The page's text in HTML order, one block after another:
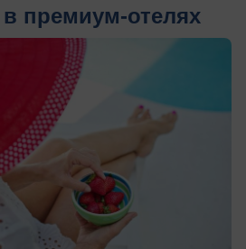
премиум-отелях